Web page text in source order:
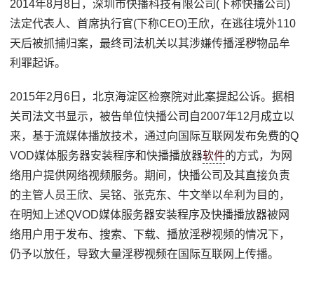
2014年8月8日，深圳市快播科技有限公司(下称快播公司)
法定代表人、首席执行官(下称CEO)王欣，在逃往境外110
天后被抓捕归案，最终司法机关以其涉嫌传播淫秽物品牟
利罪起诉。
2015年2月6日，北京海淀区检察院对此案提起公诉。据相
关司法文书显示，被告单位快播公司自2007年12月成立以
来，基于流媒体播放技术，通过向国际互联网发布免费的Q
VOD媒体服务器安装程序和快播播放器软件的方式，为网
络用户提供网络视频服务。期间，快播公司及其直接负责
的主管人员王欣、吴铭、张克东、牛文举以牟利为目的，
在明知上述QVOD媒体服务器安装程序及快播播放器被网
络用户用于发布、搜索、下载、播放淫秽视频的情况下，
仍予以放任，导致大量淫秽视频在国际互联网上传播。